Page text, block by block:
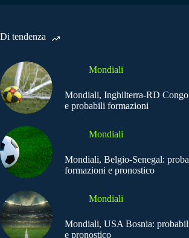
Di tendenza
Mondiali
Mondiali, Inghilterra-RD
e probabili formazioni
Mondiali
Mondiali, Belgio-Senegal:
formazioni e pronostico
Mondiali
Mondiali, USA Bosnia:
e pronostico